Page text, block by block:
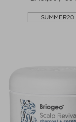
SUMMER20